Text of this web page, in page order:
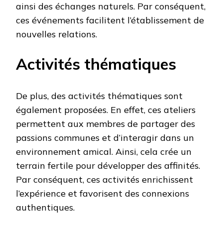
ainsi des échanges naturels. Par conséquent,
ces événements facilitent l’établissement de
nouvelles relations.
Activités thématiques
De plus, des activités thématiques sont
également proposées. En effet, ces ateliers
permettent aux membres de partager des
passions communes et d’interagir dans un
environnement amical. Ainsi, cela crée un
terrain fertile pour développer des affinités.
Par conséquent, ces activités enrichissent
l’expérience et favorisent des connexions
authentiques.